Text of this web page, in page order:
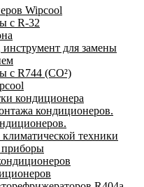
Wipcool
с R-32
для замены
с R744 (CO²)
кондиционера
кондиционеров.
техники
приборы